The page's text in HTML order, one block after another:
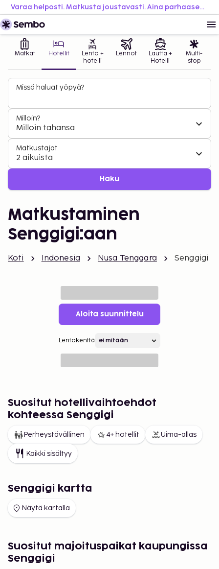
Varaa helposti. Matkusta joustavasti. Aina parhaaseen hintaan.
Matkat Hotellit
Lento +
hotelli
Lennot
Lautta +
Hotelli
Multi-
stop
Missä haluat yöpyä?
Milloin?
Milloin tahansa
Matkustajat
2 aikuista
Haku
Matkustaminen
Senggigi:aan
Koti Indonesia Nusa Tenggara Senggigi
Aloita suunnittelu
Lentokenttä
Suositut hotellivaihtoehdot
kohteessa Senggigi
Perheystävällinen 4+ hotellit Uima-allas
Kaikki sisältyy
Senggigi kartta
Näytä kartalla
Suositut majoituspaikat kaupungissa
Senggigi